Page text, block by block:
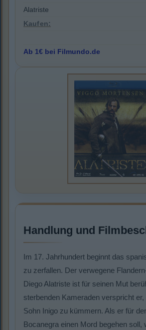
Alatriste
Kaufen:
Ab 1€ bei Filmundo.de
Handlung und
Im 17. Jahrhundert beginnt das
zu zerfallen. Der verwegene
Diego Alatriste ist für seinen Mut
sterbenden Kameraden verspricht
Sohn Inigo zu kümmern. Als er für
Bocanegra einen Mord begehen soll,